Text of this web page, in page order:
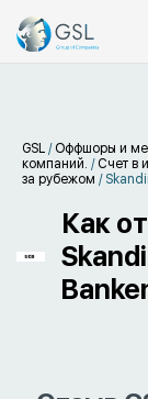
GSL / Оффшоры и
компаний. / Счет в
за рубежом /
Как